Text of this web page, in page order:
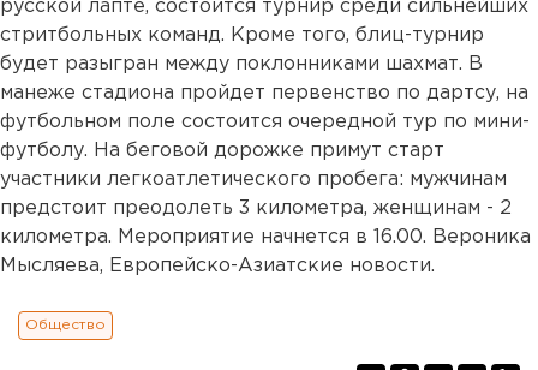
русской лапте, состоится турнир среди сильнейших
стритбольных команд. Кроме того, блиц-турнир
будет разыгран между поклонниками шахмат. В
манеже стадиона пройдет первенство по дартсу, на
футбольном поле состоится очередной тур по мини-
футболу. На беговой дорожке примут старт
участники легкоатлетического пробега: мужчинам
предстоит преодолеть 3 километра, женщинам - 2
километра. Мероприятие начнется в 16.00. Вероника
Мысляева, Европейско-Азиатские новости.
Общество